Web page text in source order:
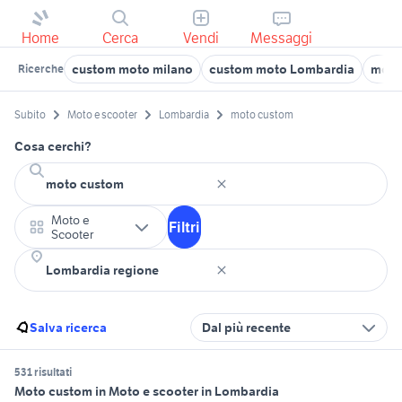
Home Cerca Vendi Messaggi
Ricerche custom moto milano custom moto Lombardia
Subito Moto e scooter Lombardia moto custom
Cosa cerchi?
Moto e
Scooter
Filtri
Salva ricerca Dal più recente
531 risultati
Moto custom in Moto e scooter in Lombardia